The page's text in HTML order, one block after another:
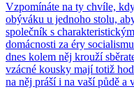
Vzpomínáte na ty chvíle,
obýváku u jednoho stolu,
společník s
domácnosti za éry
dnes kolem něj krouží
vzácné kousky mají totiž
na něj práší i na vaší půdě a